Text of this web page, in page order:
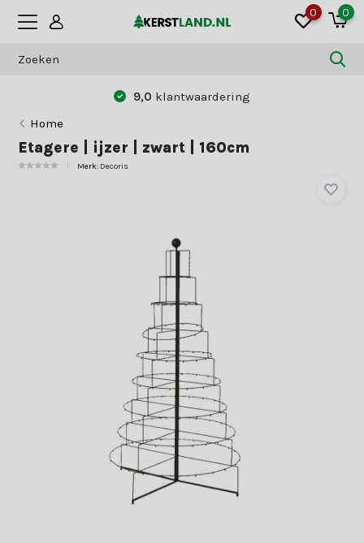
0 0
9,0 klantwaardering
Home
Etagere | ijzer | zwart | 160cm
Merk: Decoris